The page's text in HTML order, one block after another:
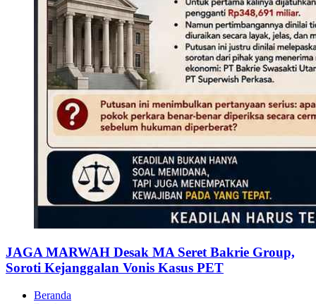
JAGA MARWAH Desak MA Seret Bakrie Group,
Soroti Kejanggalan Vonis Kasus PET
Beranda